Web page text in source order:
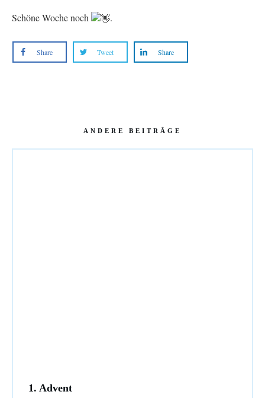
Schöne Woche noch .
Share Tweet Share
ANDERE BEITRÄGE
1. Advent